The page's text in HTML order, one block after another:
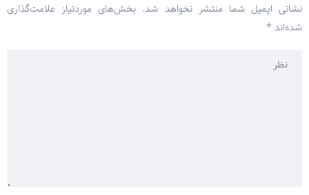
نشانی ایمیل شما منتشر نخواهد شد. بخش‌های موردنیاز علامت‌گذاری
شده‌اند *